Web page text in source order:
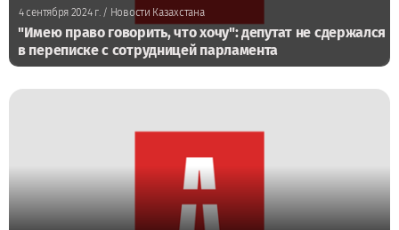
4 сентября 2024 г./ Новости Казахстана
"Имею право говорить, что хочу": депутат не сдержался
в переписке с сотрудницей парламента